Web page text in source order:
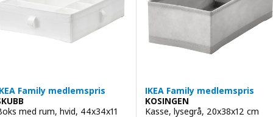
Family medlemspris
med rum, hvid, 44x34x11
IKEA Family medlemspris
KOSINGEN
Kasse, lysegrå, 20x38x12 cm